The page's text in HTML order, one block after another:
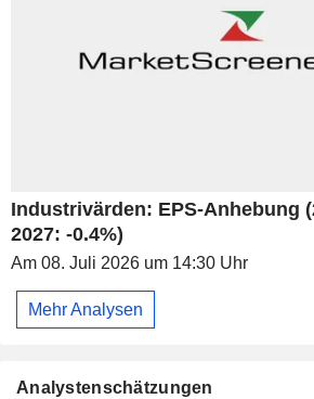
Industrivärden: EPS-Anhebung
2027: -0.4%)
Am 08. Juli 2026 um 14:30 Uhr
Mehr Analysen
Analystenschätzungen